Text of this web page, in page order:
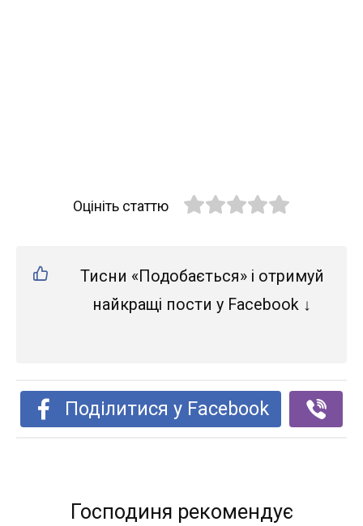
Оцініть статтю
Тисни «Подобається» і отримуй
найкращі пости у Facebook ↓
Поділитися у Facebook
Господиня рекомендує